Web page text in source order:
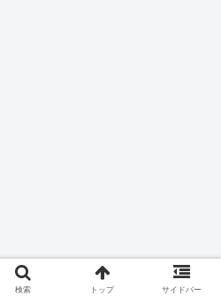
検索 トップ サイドバー